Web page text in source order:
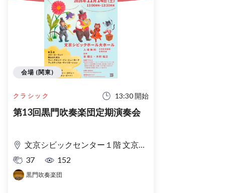
クラシック 13:30 開始
第13回黒門吹奏楽団定期演奏会
文京シビックセンター１階 文京シビックホール大ホール
37
152
黒門吹奏楽団
会場 (関東)